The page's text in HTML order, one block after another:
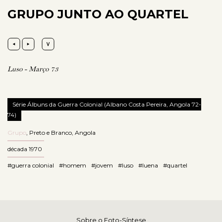
GRUPO JUNTO AO QUARTEL
Luso - Março 73
Série Álbuns da Guerra Colonial (Albano Costa Pereira, Angola 72-
74)
Grupo Preto e Branco Angola
década 1970
#guerra colonial #homem #jovem #luso #luena #quartel
Sobre o Foto-Síntese